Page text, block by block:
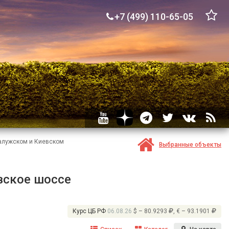
+7 (499) 110-65-05
и Киевском
Выбранные объекты
шоссе
Курс ЦБ РФ 06.08.26 $ – 80.9293 , € – 93.1901